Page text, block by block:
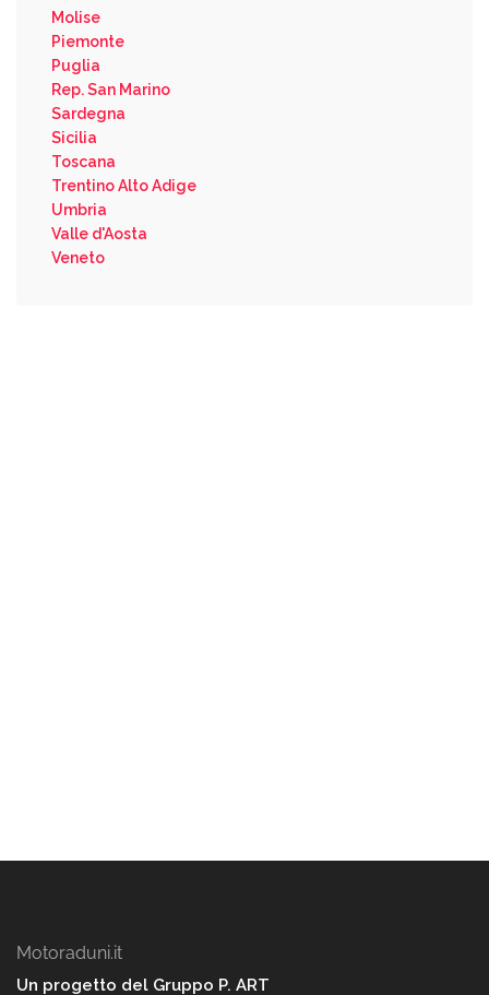
Molise
Piemonte
Puglia
Rep. San Marino
Sardegna
Sicilia
Toscana
Trentino Alto Adige
Umbria
Valle d'Aosta
Veneto
Motoraduni.it
Un progetto del Gruppo P. ART